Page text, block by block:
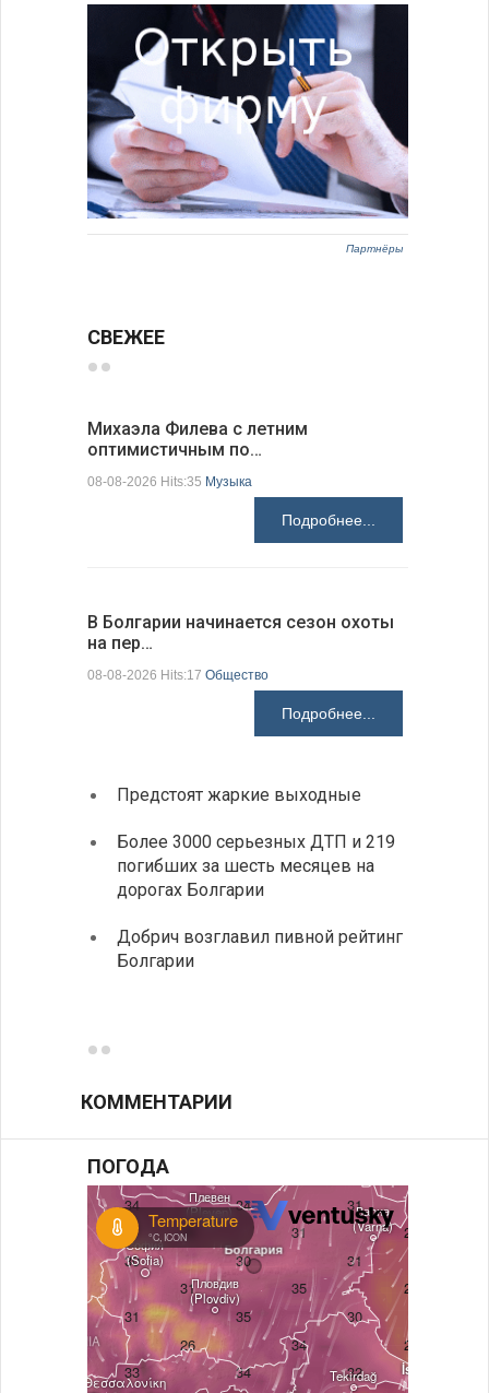
Партнёры
СВЕЖЕЕ
Михаэла Филева с летним
оптимистичным по…
08-08-2026 Hits:35 Музыка
Подробнее...
В Болгарии начинается сезон охоты
на пер…
08-08-2026 Hits:17 Общество
Подробнее...
Предстоят жаркие выходные
Более 3000 серьезных ДТП и 219
погибших за шесть месяцев на
дорогах Болгарии
Добрич возглавил пивной рейтинг
Болгарии
КОММЕНТАРИИ
ПОГОДА